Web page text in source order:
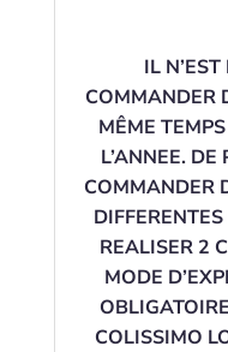
IL
COMMANDER
MÊME
L’ANNEE.
COMMANDER
REALISER 2
MODE
COLISSIMO